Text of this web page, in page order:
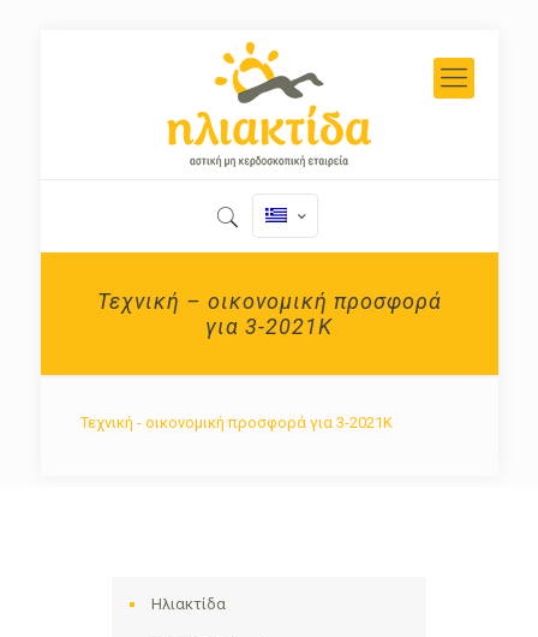
Τεχνική – οικονομική προσφορά
για 3-2021Κ
Τεχνική - οικονομική προσφορά για 3-2021Κ
Ηλιακτίδα